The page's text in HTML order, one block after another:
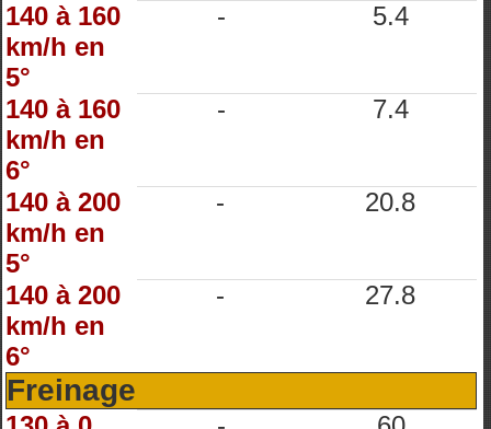
140 à 160
km/h en
5°
- 5.4
140 à 160
km/h en
6°
- 7.4
140 à 200
km/h en
5°
- 20.8
140 à 200
km/h en
6°
- 27.8
Freinage